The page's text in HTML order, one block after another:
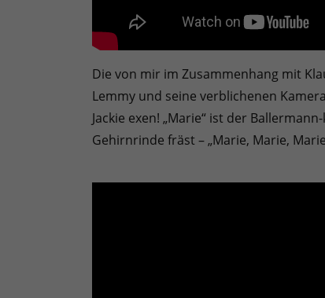
Die von mir im Zusammenhang mit
Lemmy und seine verblichenen
Jackie exen! „Marie“ ist der
Gehirnrinde fräst – „Marie, Marie,